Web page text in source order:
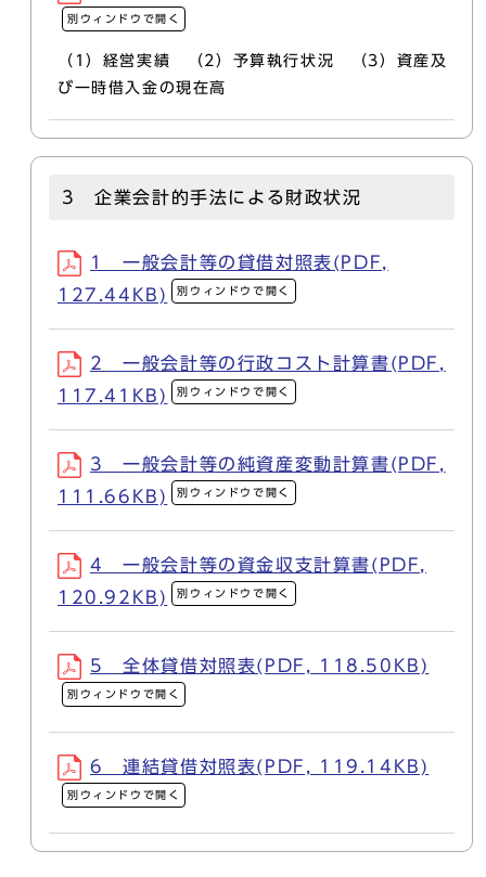
別ウィンドウで開く
（1）経営実績 （2）予算執行状況 （3）資産及
び一時借入金の現在高
3 企業会計的手法による財政状況
1 一般会計等の貸借対照表(PDF,
127.44KB)
別ウィンドウで開く
2 一般会計等の行政コスト計算書(PDF,
117.41KB)
別ウィンドウで開く
3 一般会計等の純資産変動計算書(PDF,
111.66KB)
別ウィンドウで開く
4 一般会計等の資金収支計算書(PDF,
120.92KB)
別ウィンドウで開く
5 全体貸借対照表(PDF, 118.50KB)
別ウィンドウで開く
6 連結貸借対照表(PDF, 119.14KB)
別ウィンドウで開く